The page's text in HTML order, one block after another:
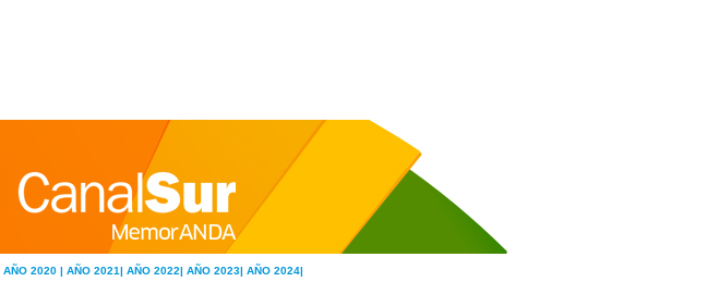
AÑO 2020 | AÑO 2021| AÑO 2022| AÑO 2023| AÑO 2024|